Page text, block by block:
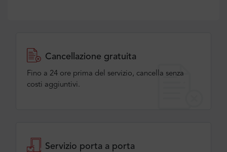
Cancellazione gratuita
Fino a 24 ore prima del servizio, cancella senza
costi aggiuntivi.
Servizio porta a porta